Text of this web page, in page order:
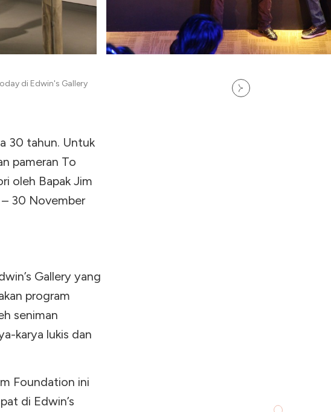
di Edwin's Gallery
30 tahun. Untuk
pameran To
oleh Bapak Jim
– 30 November
Gallery yang
program
seniman
karya lukis dan
Foundation ini
di Edwin’s